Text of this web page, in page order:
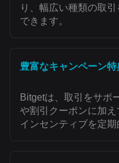
り、幅広い種類の取
できます。
豊富なキャンペーン特
Bitgetは、取引をサポ
や割引クーポンに加
インセンティブを定期